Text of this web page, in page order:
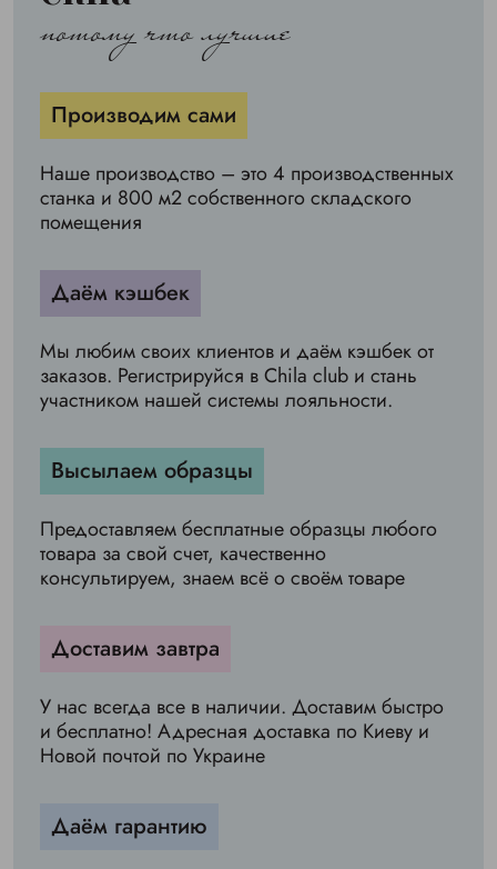
потому что лучшие
Производим сами
Наше производство – это 4 производственных
станка и 800 м2 собственного складского
помещения
Даём кэшбек
Мы любим своих клиентов и даём кэшбек от
заказов. Регистрируйся в Chila club и стань
участником нашей системы лояльности.
Высылаем образцы
Предоставляем бесплатные образцы любого
товара за свой счет, качественно
консультируем, знаем всё о своём товаре
Доставим завтра
У нас всегда все в наличии. Доставим быстро
и бесплатно! Адресная доставка по Киеву и
Новой почтой по Украине
Даём гарантию